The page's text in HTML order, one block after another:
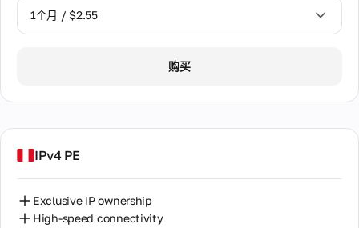
1个月 / $2.55
购买
IPv4 PE
Exclusive IP ownership
High-speed connectivity